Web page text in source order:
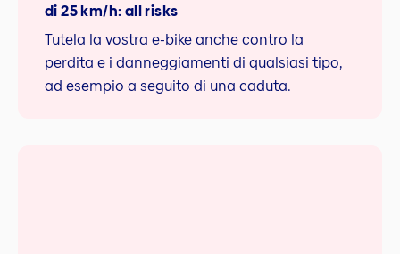
di 25 km/h: all risks
Tutela la vostra e-bike anche contro la
perdita e i danneggiamenti di qualsiasi tipo,
ad esempio a seguito di una caduta.